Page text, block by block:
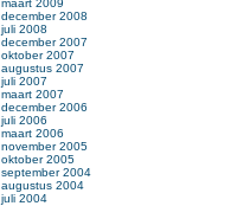
december 2008
juli 2008
december 2007
oktober 2007
augustus 2007
juli 2007
maart 2007
december 2006
juli 2006
maart 2006
november 2005
oktober 2005
september 2004
augustus 2004
juli 2004